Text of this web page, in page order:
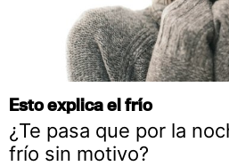
Esto explica el frío
¿Te pasa que por la
frío sin motivo?